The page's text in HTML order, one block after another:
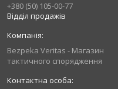
+380 (50) 105-00-77
Відділ продажів
Bezpeka Veritas - Магазин
тактичного спорядження